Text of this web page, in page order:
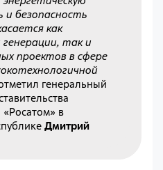
и безопасность
как
генерации, так и
проектов в сфере
генеральный
в
Дмитрий